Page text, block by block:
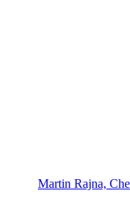
Martin Rajna,